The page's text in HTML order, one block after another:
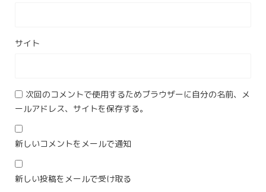
サイト
次回のコメントで使用するためブラウザーに自分の名前、メ
ールアドレス、サイトを保存する。
新しいコメントをメールで通知
新しい投稿をメールで受け取る